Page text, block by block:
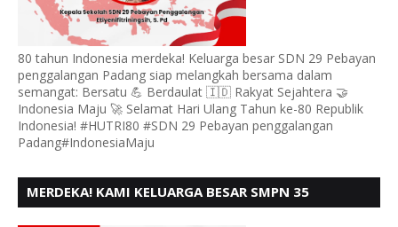
80 tahun Indonesia merdeka! Keluarga besar SDN 29 Pebayan
penggalangan Padang siap melangkah bersama dalam
semangat: Bersatu 💪 Berdaulat 🇮🇩 Rakyat Sejahtera 🤝
Indonesia Maju 🚀 Selamat Hari Ulang Tahun ke-80 Republik
Indonesia! #HUTRI80 #SDN 29 Pebayan penggalangan
Padang#IndonesiaMaju
MERDEKA! KAMI KELUARGA BESAR SMPN 35